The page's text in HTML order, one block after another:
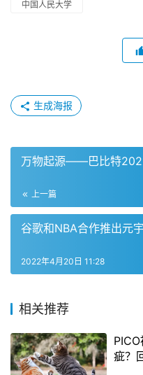
中国人民大学
生成海报
万物起源——巴比特
上一篇
谷歌和NBA合作推出元
2022年4月20日 11:28
相关推荐
疵？